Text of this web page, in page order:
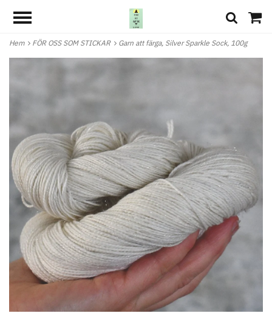
Hem FÖR OSS SOM STICKAR Garn att färga, Silver Sparkle Sock, 100g